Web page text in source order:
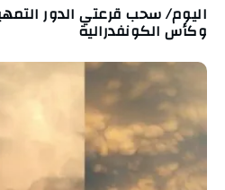
اليوم/ سحب قرعتي الدور
وكأس الكونفدرالية